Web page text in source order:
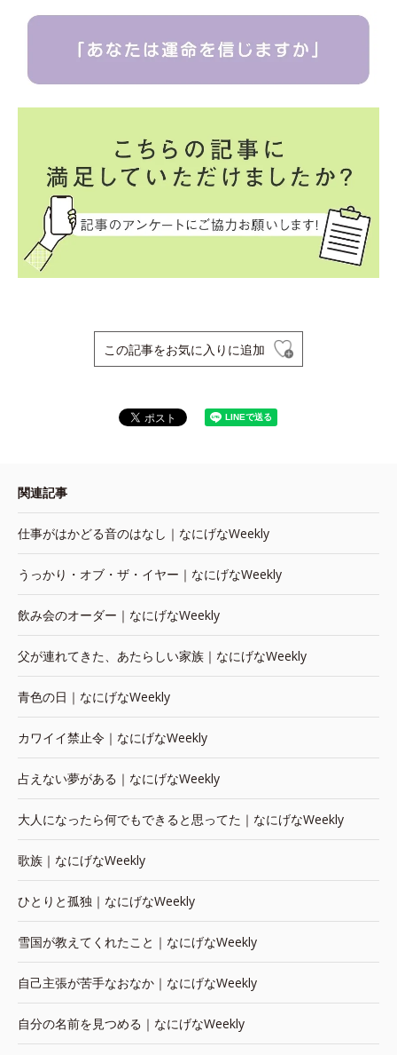
この記事をお気に入りに追加
関連記事
仕事がはかどる音のはなし｜なにげなWeekly
うっかり・オブ・ザ・イヤー｜なにげなWeekly
飲み会のオーダー｜なにげなWeekly
父が連れてきた、あたらしい家族｜なにげなWeekly
青色の日｜なにげなWeekly
カワイイ禁止令｜なにげなWeekly
占えない夢がある｜なにげなWeekly
大人になったら何でもできると思ってた｜なにげなWeekly
歌族｜なにげなWeekly
ひとりと孤独｜なにげなWeekly
雪国が教えてくれたこと｜なにげなWeekly
自己主張が苦手なおなか｜なにげなWeekly
自分の名前を見つめる｜なにげなWeekly